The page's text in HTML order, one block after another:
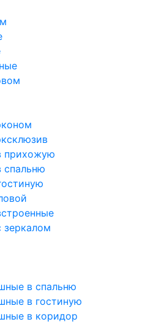
прихожую
в спальню
в гостиную
в коридор